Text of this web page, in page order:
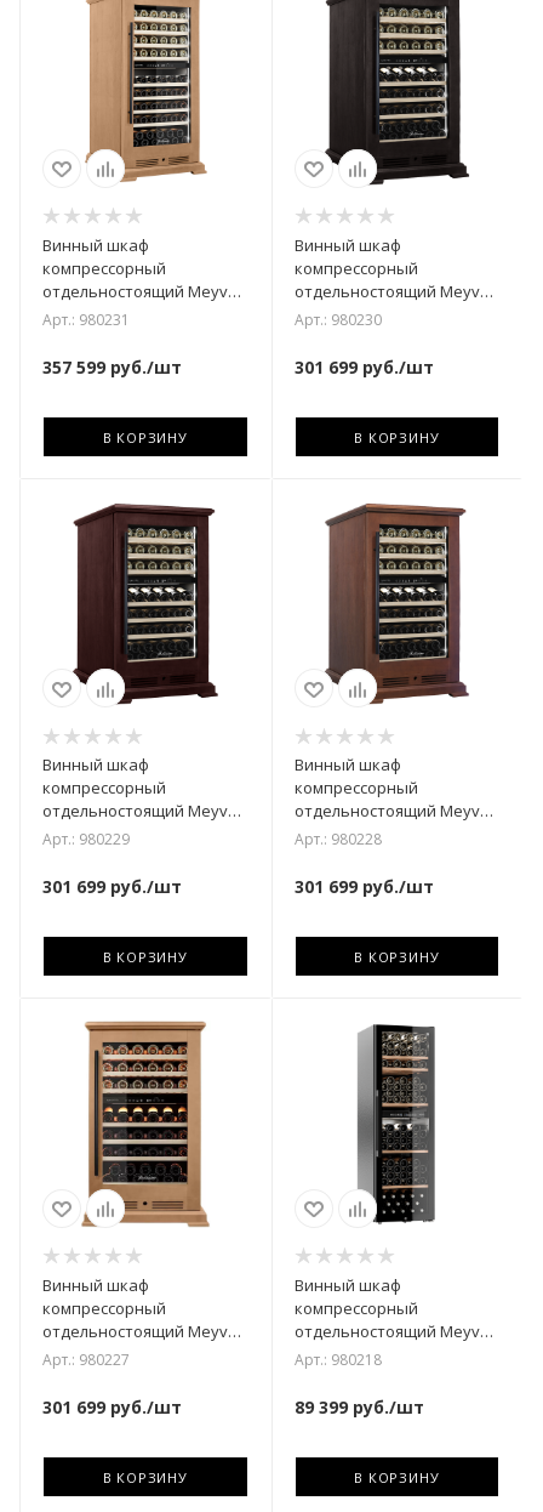
Винный шкаф
компрессорный
отдельностоящий Meyvel
MV99PRO-KBT2
Арт.: 980231
357 599 руб./шт
В КОРЗИНУ
Винный шкаф
компрессорный
отдельностоящий Meyvel
MV77PRO-KBT2 (Тёмный
Арт.: 980230
301 699руб./шт
В КОРЗИНУ
Винный шкаф
компрессорный
отдельностоящий Meyvel
MV77PRO-KBT2 (Спелая
Арт.: 980229
301 699 руб./шт
В КОРЗИНУ
Винный шкаф
компрессорный
отдельностоящий Meyvel
MV77PRO-KBT2
Арт.: 980228
301 699руб./шт
В КОРЗИНУ
Винный шкаф
компрессорный
отдельностоящий Meyvel
MV77PRO-KBT2
Арт.: 980227
301 699 руб./шт
В КОРЗИНУ
Винный шкаф
компрессорный
отдельностоящий Meyvel
MV126-KBF2
Арт.: 980218
89 399руб./шт
В КОРЗИНУ